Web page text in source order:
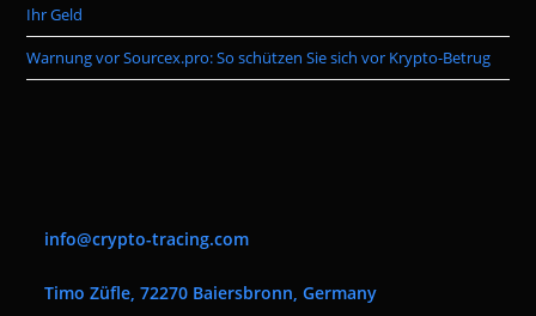
Ihr Geld
Warnung vor Sourcex.pro: So schützen Sie sich vor Krypto-Betrug
info@crypto-tracing.com
Timo Züfle, 72270 Baiersbronn, Germany